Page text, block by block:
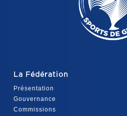
La Fédération
Présentation
Gouvernance
Commissions